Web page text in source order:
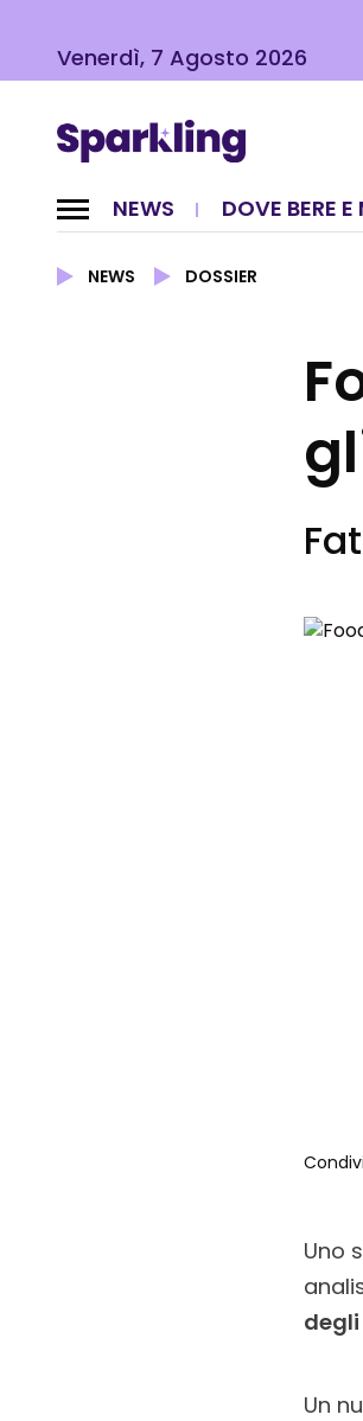
Venerdì, 7 Agosto 2026
NEWS DOVE BERE
NEWS DOSSIER
Uno
Un